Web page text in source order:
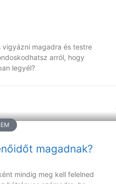
vigyázni magadra és testre
arról, hogy
legyél?
magadnak?
mindig meg kell felelned